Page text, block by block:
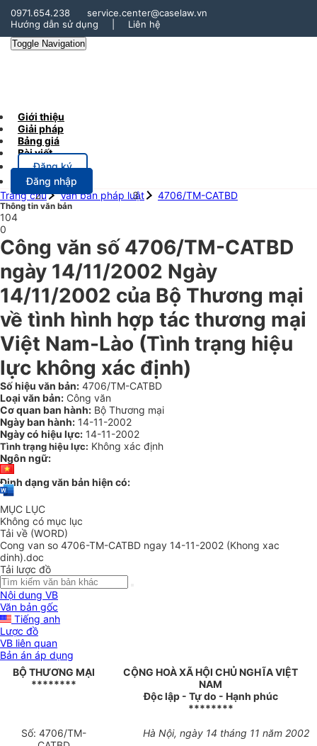
0971.654.238
service.center@caselaw.vn
Hướng dẫn sử dụng
Liên hệ
Toggle Navigation
Giới thiệu
Giải pháp
Bảng giá
Bài viết
Đăng ký
Đăng nhập
Trang chủ
Văn bản pháp luật 4706/TM-CATBD
Thông tin văn bản
104
0
Công văn số 4706/TM-CATBD
ngày 14/11/2002 Ngày
14/11/2002 của Bộ Thương mại
về tình hình hợp tác thương mại
Việt Nam-Lào (Tình trạng hiệu
lực không xác định)
Số hiệu văn bản: 4706/TM-CATBD
Loại văn bản: Công văn
Cơ quan ban hành: Bộ Thương mại
Ngày ban hành: 14-11-2002
Ngày có hiệu lực: 14-11-2002
Tình trạng hiệu lực: Không xác định
Ngôn ngữ:
Định dạng văn bản hiện có:
MỤC LỤC
Không có mục lục
Tải về (WORD)
Cong van so 4706-TM-CATBD ngay 14-11-2002 (Khong xac
dinh).doc
Tải lược đồ
Nội dung VB
Văn bản gốc
Tiếng anh
Lược đồ
VB liên quan
Bản án áp dụng
BỘ THƯƠNG MẠI
********
CỘNG HOÀ XÃ HỘI CHỦ NGHĨA VIỆT
NAM
Độc lập - Tự do - Hạnh phúc
********
Số: 4706/TM-
Hà Nội, ngày 14 tháng 11 năm 2002